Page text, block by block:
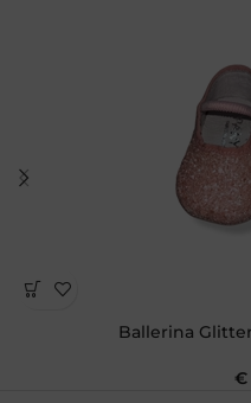
Ballerina
€